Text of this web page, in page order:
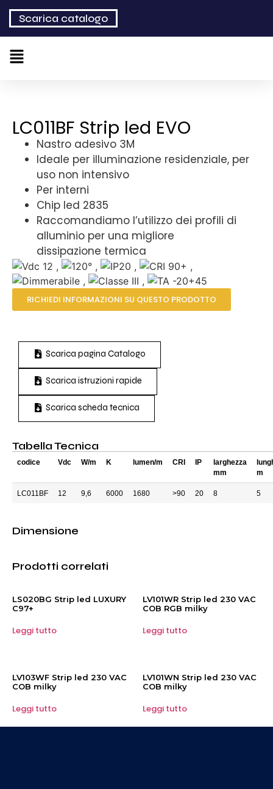
Scarica catalogo
LC011BF Strip led EVO
Nastro adesivo 3M
Ideale per illuminazione residenziale, per
uso non intensivo
Per interni
Chip led 2835
Raccomandiamo l’utilizzo dei profili di
alluminio per una migliore
dissipazione termica
, , ,
,
,
,
RICHIEDI INFORMAZIONI SU QUESTO PRODOTTO
Scarica pagina Catalogo
Scarica istruzioni rapide
Scarica scheda tecnica
Tabella Tecnica
codice Vdc W/m K lumen/m CRI IP
larghezza
mm
m
LC011BF 12 9,6 6000 1680 >90 20 8 5
Dimensione
Prodotti correlati
LS020BG Strip led LUXURY
C97+
Leggi tutto
LV101WR Strip led 230 VAC
COB RGB milky
Leggi tutto
LV103WF Strip led 230 VAC
COB milky
Leggi tutto
LV101WN Strip led 230 VAC
COB milky
Leggi tutto